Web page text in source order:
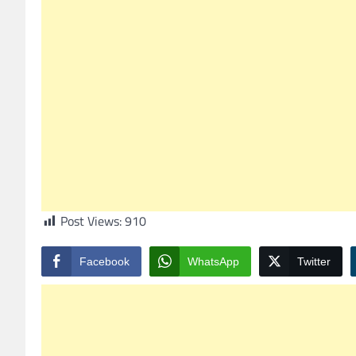
Post Views:910
Facebook WhatsApp Twitter